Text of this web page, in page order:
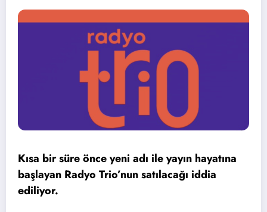
Kısa bir süre önce yeni adı ile yayın hayatına
başlayan Radyo Trio’nun satılacağı iddia
ediliyor.